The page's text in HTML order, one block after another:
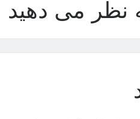
نظر می دهید